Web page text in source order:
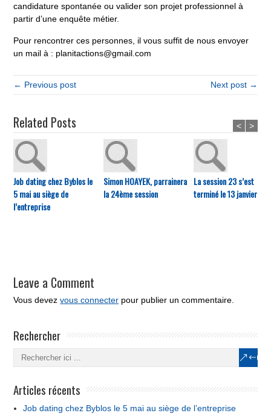
candidature spontanée ou valider son projet professionnel à
partir d’une enquête métier.
Pour rencontrer ces personnes, il vous suffit de nous envoyer
un mail à : planitactions@gmail.com
← Previous post Next post →
Related Posts
Job dating chez Byblos le
5 mai au siège de
l’entreprise
Simon HOAYEK, parrainera
la 24ème session
La session 23 s’est
terminé le 13 janvier
< >
Leave a Comment
Vous devezvous connecter pour publier un commentaire.
Rechercher
Articles récents
Job dating chez Byblos le 5 mai au siège de l’entreprise